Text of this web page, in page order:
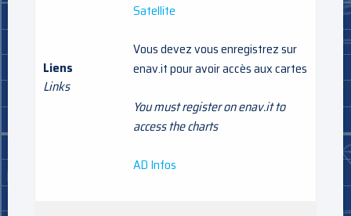
Liens
Links
Satellite
Vous devez vous enregistrez sur
enav.it pour avoir accès aux cartes
You must register on enav.it to
access the charts
AD Infos